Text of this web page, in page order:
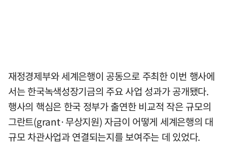
재정경제부와 세계은행이 공동으로 주최한 이번 행사에
서는 한국녹색성장기금의 주요 사업 성과가 공개됐다.
행사의 핵심은 한국 정부가 출연한 비교적 작은 규모의
그란트(grant·무상지원) 자금이 어떻게 세계은행의 대
규모 차관사업과 연결되는지를 보여주는 데 있었다.